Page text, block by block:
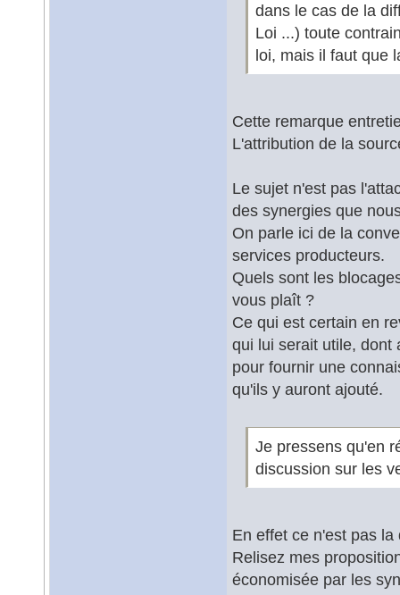
dans le cas de la
Loi ...) toute
loi, mais il faut que
Cette remarque
L'attribution de la
Le sujet n'est pas
des synergies que
On parle ici de la
services producteurs.
Quels sont les
vous plaît ?
Ce qui est certain en
qui lui serait utile, dont
pour fournir une
qu'ils y auront ajouté.
Je pressens qu'en
discussion sur les
En effet ce n'est pas la
Relisez mes
économisée par les